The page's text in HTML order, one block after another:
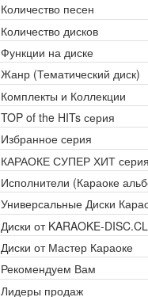
Количество песен
Количество дисков
Функции на диске
Жанр (Тематический диск)
Комплекты и Коллекции
TOP of the HITs серия
Избранное серия
КАРАОКЕ СУПЕР ХИТ серия
Исполнители (Караоке
Универсальные Диски
Диски от KARAOKE-
Диски от Мастер Караоке
Рекомендуем Вам
Лидеры продаж